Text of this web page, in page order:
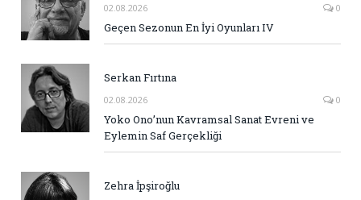
02.08.2026 0
Geçen Sezonun En İyi Oyunları IV
Serkan Fırtına
02.08.2026 0
Yoko Ono’nun Kavramsal Sanat Evreni ve
Eylemin Saf Gerçekliği
Zehra İpşiroğlu